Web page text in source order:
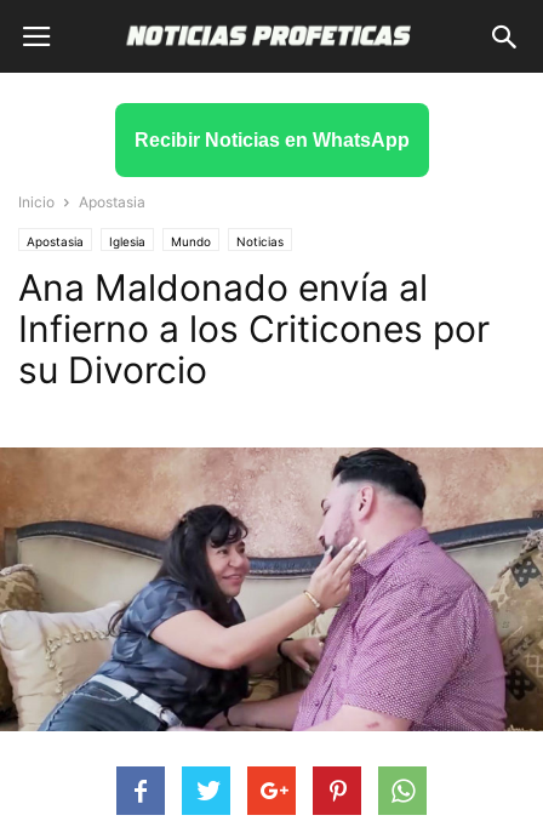
Recibir Noticias en WhatsApp
Inicio Apostasia
Apostasia Iglesia Mundo Noticias
Ana Maldonado envía al
Infierno a los Criticones por
su Divorcio